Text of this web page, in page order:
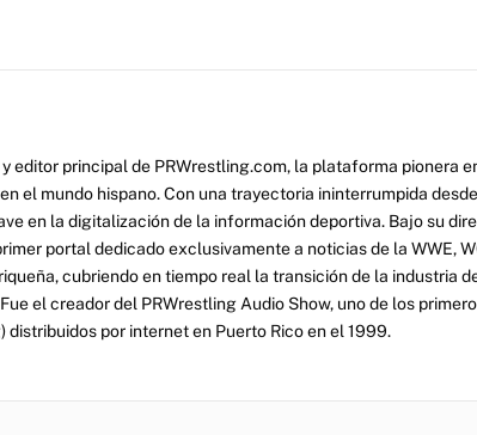
editor principal de PRWrestling.com, la plataforma pionera
el mundo hispano. Con una trayectoria ininterrumpida desde
en la digitalización de la información deportiva. Bajo su
portal dedicado exclusivamente a noticias de la WWE,
cubriendo en tiempo real la transición de la industria
el creador del PRWrestling Audio Show, uno de los
por internet en Puerto Rico en el 1999.